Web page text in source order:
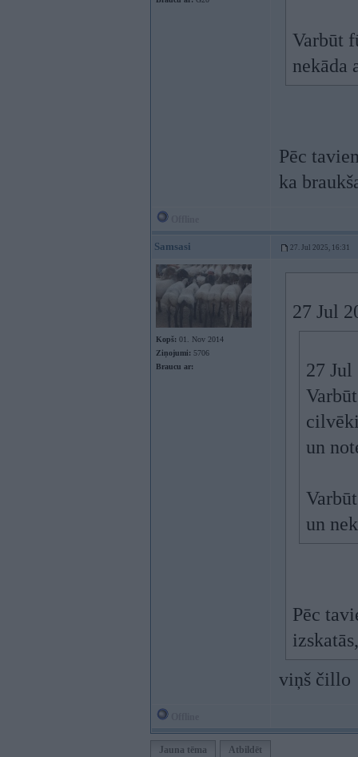
Varbūt
nekāda
Pēc
ka
Samsasi 27. Jul 2025, 16:31
Kopš: 01. Nov 2014
Ziņojumi: 5706
Braucu ar:
27 Jul
27
un
un
Pēc
viņš čillo
Jauna tēma Atbildēt